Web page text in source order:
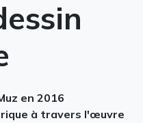
en 2016
à travers l'œuvre